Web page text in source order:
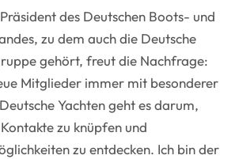
des Deutschen Boots- und
zu dem auch die Deutsche
gehört, freut die Nachfrage:
Mitglieder immer mit besonderer
Yachten geht es darum,
zu knüpfen und
zu entdecken. Ich bin der